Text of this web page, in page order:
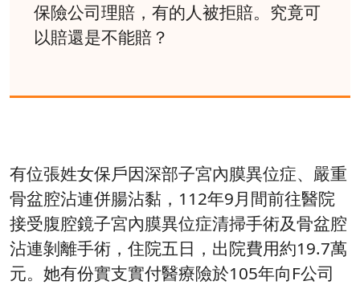
保險公司理賠，有的人被拒賠。究竟可
以賠還是不能賠？
有位張姓女保戶因深部子宮內膜異位症、嚴重
骨盆腔沾連併腸沾黏，112年9月間前往醫院
接受腹腔鏡子宮內膜異位症清掃手術及骨盆腔
沾連剝離手術，住院五日，出院費用約19.7萬
元。她有份實支實付醫療險於105年向F公司